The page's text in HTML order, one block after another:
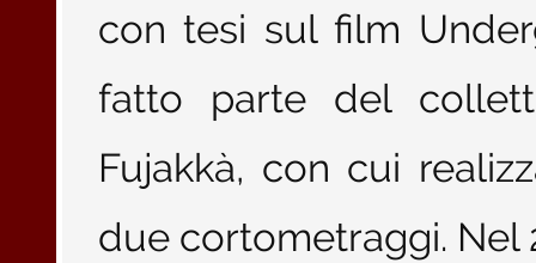
con tesi sul film
fatto parte del
Fujakkà, con cui
due cortometraggi. Nel